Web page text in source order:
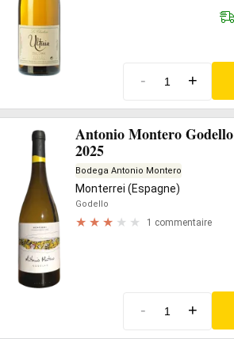
- +
Antonio Montero Godello
2025
Bodega Antonio Montero
Monterrei (Espagne)
Godello
1 commentaire
- +